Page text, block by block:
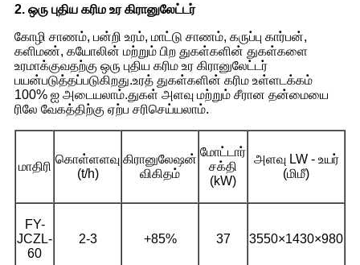
2. ஒரு புதிய கரிம உர கிரானுலேட்டர்
கோழி சாணம், பன்றி உரம், மாட்டு சாணம், கருப்பு கார்பன்,
களிமண், கயோலின் மற்றும் பிற துகள்களின் துகள்களை
உரமாக்குவதற்கு ஒரு புதிய கரிம உர கிரானுலேட்டர்
பயன்படுத்தப்படுகிறது.உரத் துகள்களின் கரிம உள்ளடக்கம்
100% ஐ அடையலாம்.துகள் அளவு மற்றும் சீரான தன்மையை
ரிலே வேகத்திற்கு ஏற்ப சரிசெய்யலாம்.
மாதிரி
கொள்ளளவு
(t/h)
கிரானுலேஷன்
விகிதம்
மோட்டார்
சக்தி
(kW)
அளவு LW - உயர்
(மிமீ)
FY-
JCZL-
60
2-3 +85% 37 3550×1430×980